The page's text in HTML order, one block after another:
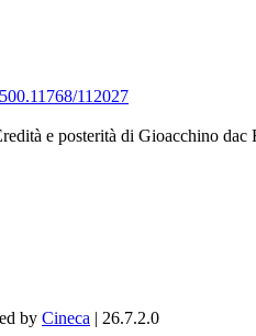
112027
e posterità di Gioacchino
by Cineca | 26.7.2.0